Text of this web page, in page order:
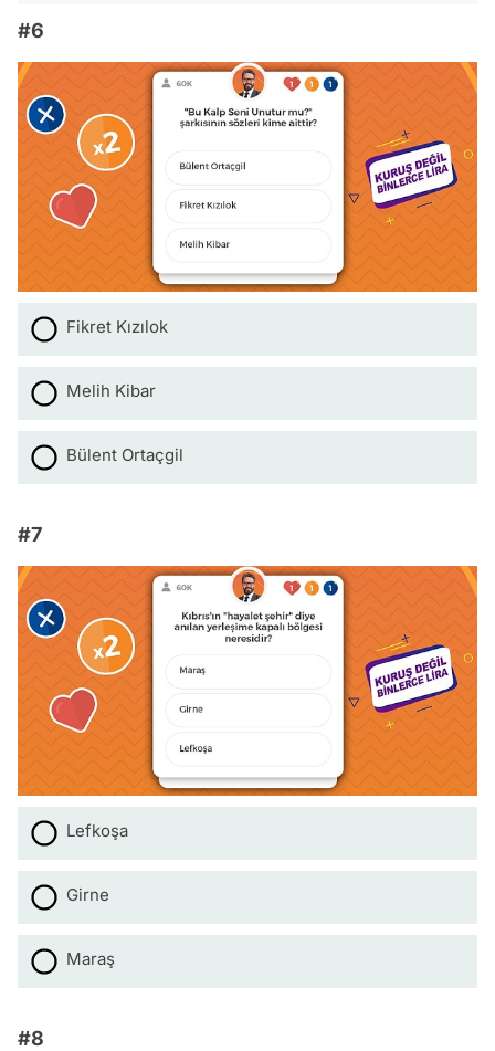
#6
Fikret Kızılok
Melih Kibar
Bülent Ortaçgil
#7
Lefkoşa
Girne
Maraş
#8